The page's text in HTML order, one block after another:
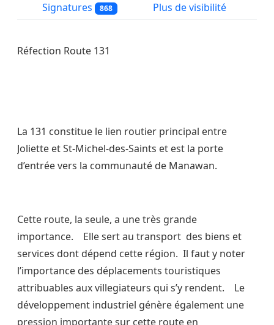
Signatures 868 Plus de visibilité
Réfection Route 131
La 131 constitue le lien routier principal entre
Joliette et St-Michel-des-Saints et est la porte
d’entrée vers la communauté de Manawan.
Cette route, la seule, a une très grande
importance.
Elle sert au transport des biens et
services dont dépend cette région. Il faut y noter
l’importance des déplacements touristiques
attribuables aux villegiateurs qui s’y rendent.
Le
développement industriel génère également une
pression importante sur cette route en